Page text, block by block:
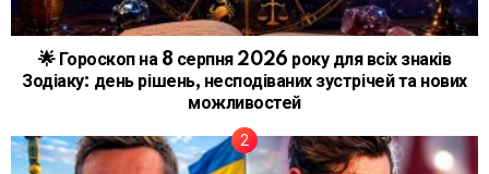
🌟 Гороскоп на 8 серпня 2026 року для всіх знаків
Зодіаку: день рішень, несподіваних зустрічей та нових
можливостей